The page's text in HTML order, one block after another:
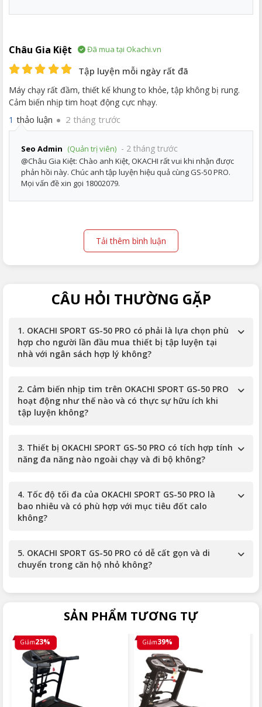
Châu Gia Kiệt Đã mua tại Okachi.vn
Tập luyện mỗi ngày rất đã
Máy chạy rất đầm, thiết kế khung to khỏe, tập không bị rung.
Cảm biến nhịp tim hoạt động cực nhạy.
1 thảo luận 2 tháng trước
Seo Admin (Quản trị viên) - 2 tháng trước
@Châu Gia Kiệt: Chào anh Kiệt, OKACHI rất vui khi nhận được
phản hồi này. Chúc anh tập luyện hiệu quả cùng GS-50 PRO.
Mọi vấn đề xin gọi 18002079.
Tải thêm bình luận
CÂU HỎI THƯỜNG GẶP
1. OKACHI SPORT GS-50 PRO có phải là lựa chọn phù
hợp cho người lần đầu mua thiết bị tập luyện tại
nhà với ngân sách hợp lý không?
2. Cảm biến nhịp tim trên OKACHI SPORT GS-50 PRO
hoạt động như thế nào và có thực sự hữu ích khi
tập luyện không?
3. Thiết bị OKACHI SPORT GS-50 PRO có tích hợp tính
năng đa năng nào ngoài chạy và đi bộ không?
4. Tốc độ tối đa của OKACHI SPORT GS-50 PRO là
bao nhiêu và có phù hợp với mục tiêu đốt calo
không?
5. OKACHI SPORT GS-50 PRO có dễ cất gọn và di
chuyển trong căn hộ nhỏ không?
SẢN PHẨM TƯƠNG TỰ
Giảm23% Giảm39%